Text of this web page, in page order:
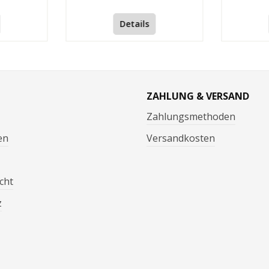
mit
3.00mm
verwendet werden können.Die
Spannzangen sind für Fräser mit
den Schaftdurchmessern 3.00mm
34mm Übersicht:- Spannzange für
Suhner UAL 23RF- Rundlauf <
0.015mm Klasse 2- Durchmesser :
15mm , Länge 25.6mm
Details
sind
lieferbar !
ER11
ZAHLUNG & VERSAND
Zahlungsmethoden
Versandkosten